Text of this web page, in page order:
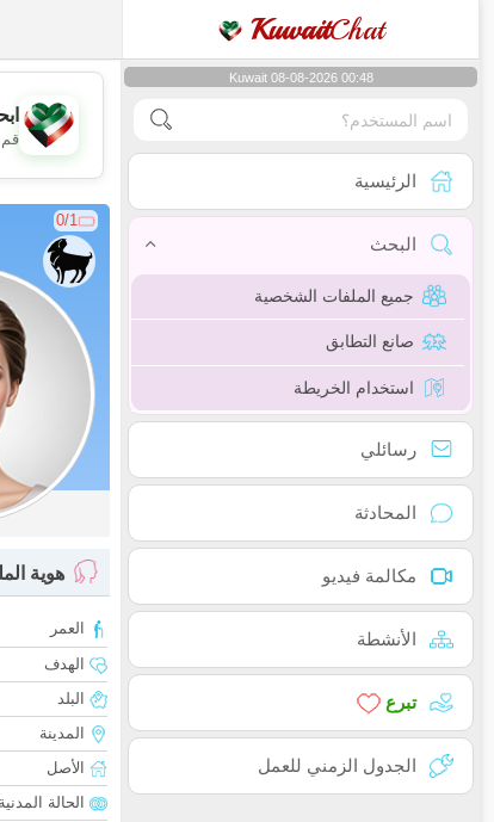
KuwaitChat
Kuwait 08-08-2026 00:48
الرئيسية
البحث
جميع الملفات الشخصية
صانع التطابق
استخدام الخريطة
رسائلي
المحادثة
مكالمة فيديو
الأنشطة
تبرع
الجدول الزمني للعمل
قم
0/1
هوية
العمر
الهدف
البلد
المدينة
الأصل
الحالة المدنية